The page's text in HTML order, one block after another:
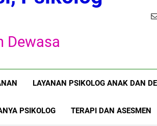
Penting Anak Berkebutuhan Khusus (ABK)
Dewasa
LAYANAN PSIKOLOG ANAK DAN
PSIKOLOG TERAPI DAN ASESMEN